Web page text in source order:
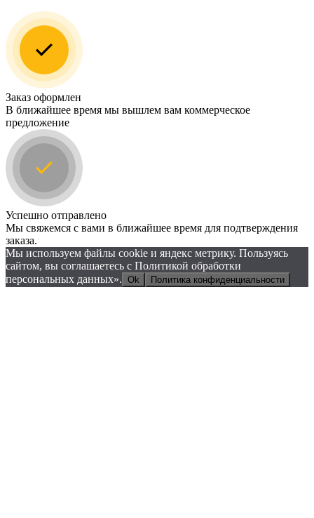
Заказ оформлен
В ближайшее время мы вышлем вам коммерческое
предложение
Успешно отправлено
Мы свяжемся с вами в ближайшее время для подтверждения
заказа.
Мы используем файлы cookie и яндекс метрику. Пользуясь
сайтом, вы соглашаетесь с Политикой обработки
персональных данных». Ok Политика конфиденциальности